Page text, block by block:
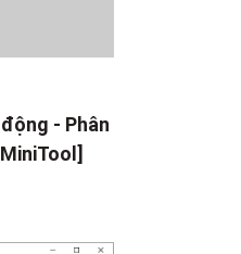
- Phân